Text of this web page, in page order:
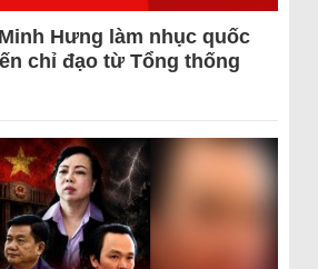
Hưng làm nhục quốc
chỉ đạo từ Tổng thống